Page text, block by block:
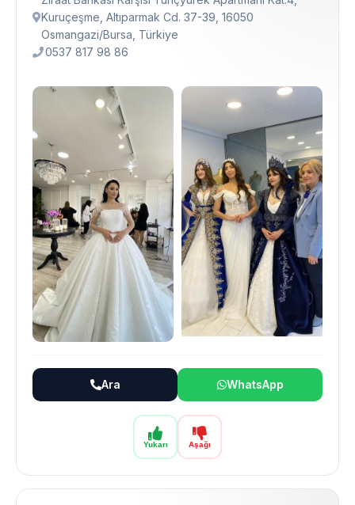
Yukarı Aşağı
Kuruçeşme, Altıparmak Cd. 37-39, 16050
Osmangazi̇/Bursa, Türkiye
0537 817 98 86
Ara WhatsApp